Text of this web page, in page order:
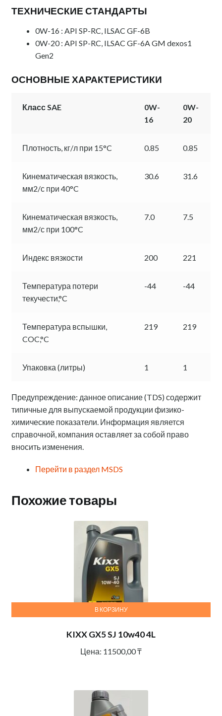
ТЕХНИЧЕСКИЕ СТАНДАРТЫ
0W-16 : API SP-RC, ILSAC GF-6B
0W-20 : API SP-RC, ILSAC GF-6A GM dexos1
Gen2
ОСНОВНЫЕ ХАРАКТЕРИСТИКИ
Класс SAE
0W-
16
0W-
20
Плотность, кг/л при 15°C 0.85 0.85
Кинематическая вязкость,
мм2/с при 40°C
30.6 31.6
Кинематическая вязкость,
мм2/с при 100°C
7.0 7.5
Индекс вязкости 200 221
Температура потери
текучести,°C
-44 -44
Температура вспышки,
COC,°C
219 219
Упаковка (литры) 1 1
Предупреждение: данное описание (TDS) содержит
типичные для выпускаемой продукции физико-
химические показатели. Информация является
справочной, компания оставляет за собой право
вносить изменения.
Перейти в раздел MSDS
Похожие товары
KIXX GX5 SJ 10w40 4L
Цена: 11500,00₸
В КОРЗИНУ